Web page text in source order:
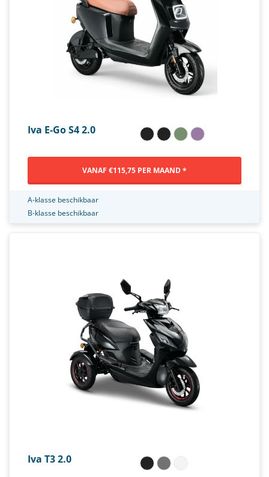
Iva E-Go S4 2.0
VANAF €115,75 PER MAAND *
A-klasse beschikbaar
B-klasse beschikbaar
Iva T3 2.0